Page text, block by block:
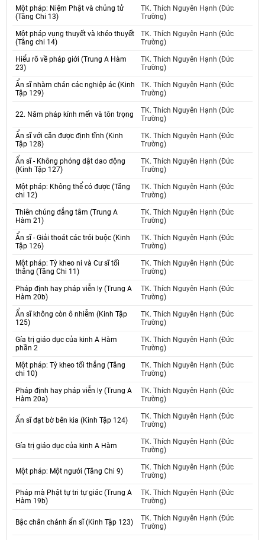
Một pháp: Niệm Phật và chủng tử
(Tăng Chi 13)
TK. Thích Nguyên Hạnh (Đức
Trường)
Một pháp vụng thuyết và khéo thuyết
(Tăng chi 14)
TK. Thích Nguyên Hạnh (Đức
Trường)
Hiểu rõ về pháp giới (Trung A Hàm
23)
TK. Thích Nguyên Hạnh (Đức
Trường)
Ẩn sĩ nhàm chán các nghiệp ác (Kinh
Tập 129)
TK. Thích Nguyên Hạnh (Đức
Trường)
22. Năm pháp kính mến và tôn trọng
TK. Thích Nguyên Hạnh (Đức
Trường)
Ẩn sĩ với căn được định tĩnh (Kinh
Tập 128)
TK. Thích Nguyên Hạnh (Đức
Trường)
Ẩn sĩ - Không phóng dật dao động
(Kinh Tập 127)
TK. Thích Nguyên Hạnh (Đức
Trường)
Một pháp: Không thể có được (Tăng
chi 12)
TK. Thích Nguyên Hạnh (Đức
Trường)
Thiên chúng đẳng tâm (Trung A
Hàm 21)
TK. Thích Nguyên Hạnh (Đức
Trường)
Ẩn sĩ - Giải thoát các trói buộc (Kinh
Tập 126)
TK. Thích Nguyên Hạnh (Đức
Trường)
Một pháp: Tỳ kheo ni và Cư sĩ tối
thắng (Tăng Chi 11)
TK. Thích Nguyên Hạnh (Đức
Trường)
Pháp định hay pháp viễn ly (Trung A
Hàm 20b)
TK. Thích Nguyên Hạnh (Đức
Trường)
Ẩn sĩ không còn ô nhiễm (Kinh Tập
125)
TK. Thích Nguyên Hạnh (Đức
Trường)
Gía trị giáo dục của kinh A Hàm
phần 2
TK. Thích Nguyên Hạnh (Đức
Trường)
Một pháp: Tỳ kheo tối thắng (Tăng
chi 10)
TK. Thích Nguyên Hạnh (Đức
Trường)
Pháp định hay pháp viễn ly (Trung A
Hàm 20a)
TK. Thích Nguyên Hạnh (Đức
Trường)
Ẩn sĩ đạt bờ bên kia (Kinh Tập 124)
TK. Thích Nguyên Hạnh (Đức
Trường)
Gía trị giáo dục của kinh A Hàm
TK. Thích Nguyên Hạnh (Đức
Trường)
Một pháp: Một ngưới (Tăng Chi 9)
TK. Thích Nguyên Hạnh (Đức
Trường)
Pháp mà Phật tự tri tự giác (Trung A
Hàm 19b)
TK. Thích Nguyên Hạnh (Đức
Trường)
Bậc chân chánh ẩn sĩ (Kinh Tập 123)
TK. Thích Nguyên Hạnh (Đức
Trường)